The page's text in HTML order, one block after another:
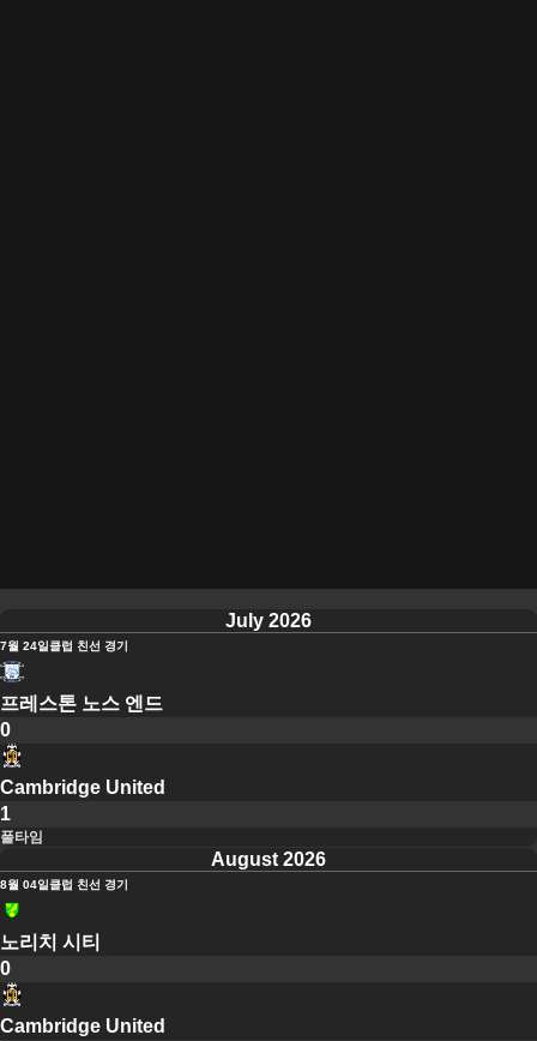
July 2026
7월 24일클럽 친선 경기
프레스톤 노스 엔드
0
Cambridge United
1
풀타임
August 2026
8월 04일클럽 친선 경기
노리치 시티
0
Cambridge United